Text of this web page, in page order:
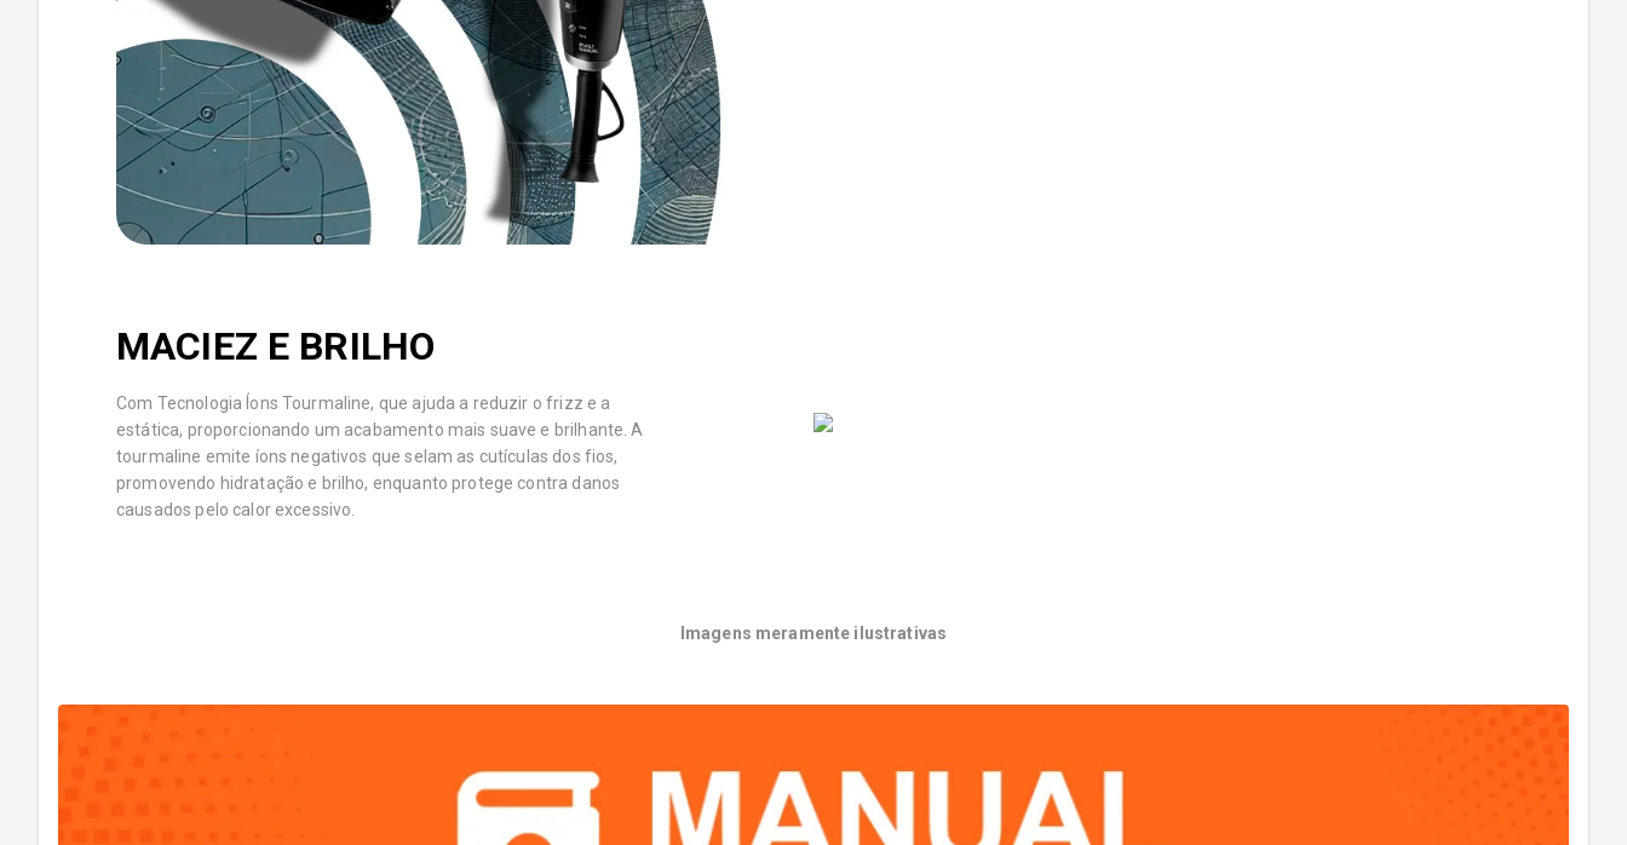
MACIEZ E BRILHO
Com Tecnologia Íons Tourmaline, que ajuda a reduzir o frizz e a
estática, proporcionando um acabamento mais suave e brilhante. A
tourmaline emite íons negativos que selam as cutículas dos fios,
promovendo hidratação e brilho, enquanto protege contra danos
causados pelo calor excessivo.
Imagens meramente ilustrativas